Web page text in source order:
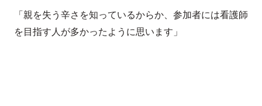
「親を失う辛さを知っているからか、参加者には看護師
を目指す人が多かったように思います」